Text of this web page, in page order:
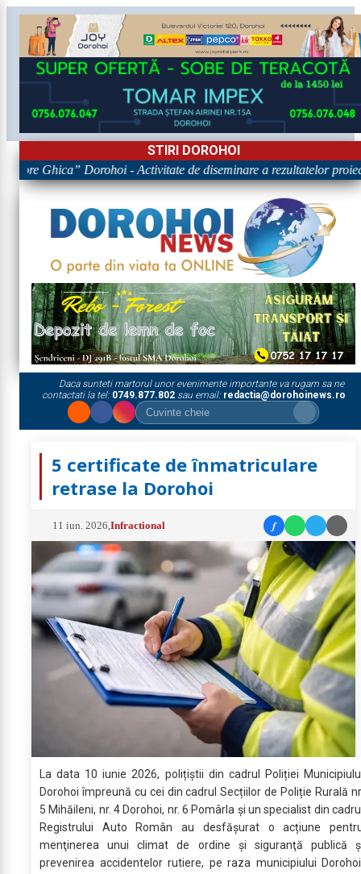
STIRI DOROHOI
Ghica” Dorohoi - Activitate de diseminare a rezultatelor
Daca sunteti martorul unor evenimente importante va rugam sa ne
contactati la tel: 0749.877.802sau email: redactia@dorohoinews.ro
5 certificate de înmatriculare
retrase la Dorohoi
11 iun. 2026 ,Infractional f
La data 10 iunie 2026, polițiștii din cadrul Poliției
Dorohoi împreună cu cei din cadrul Secțiilor de Poliție Rurală
5 Mihăileni, nr. 4 Dorohoi, nr. 6 Pomârla și un specialist din
Registrului Auto Român au desfășurat o acțiune
menţinerea unui climat de ordine şi siguranţă publică
prevenirea accidentelor rutiere, pe raza municipiului